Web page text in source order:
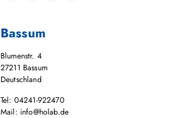
Bassum
Blumenstr. 4
27211 Bassum
Deutschland
Tel: 04241-922470
Mail: info@holab.de